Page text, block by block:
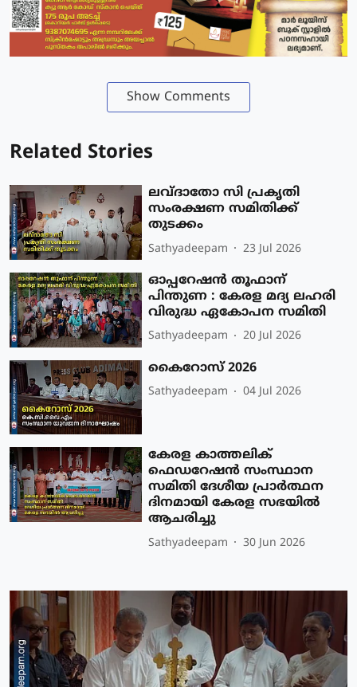
Show Comments
Related Stories
ലവ്ദാതോ സി പ്രകൃതി
സംരക്ഷണ സമിതിക്ക്
തുടക്കം
Sathyadeepam 23 Jul 2026
ഓപ്പറേഷൻ തൂഫാന്
പിന്തുണ : കേരള മദ്യ ലഹരി
വിരുദ്ധ ഏകോപന സമിതി
Sathyadeepam 20 Jul 2026
കൈറോസ് 2026
Sathyadeepam 04 Jul 2026
കേരള കാത്തലിക്
ഫെഡറേഷന്‍ സംസ്ഥാന
സമിതി ദേശീയ പ്രാര്‍ത്ഥന
ദിനമായി കേരള സഭയില്‍
ആചരിച്ചു
Sathyadeepam 30 Jun 2026